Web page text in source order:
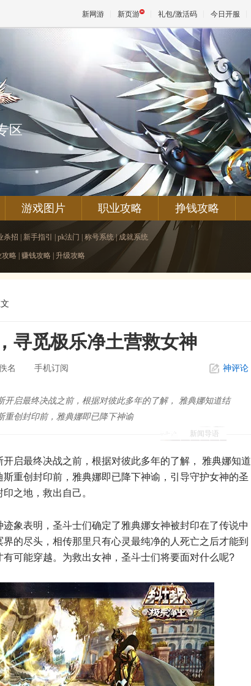
新网游 新页游 礼包/激活码 今日开服
区
游戏图片 职业攻略 挣钱攻略
杀招 新手指引 pk法门 称号系统|成就系统
攻略 赚钱攻略 升级攻略
寻觅极乐净土营救女神
名 手机订阅 神评论
新闻导语
开启最终决战之前，根据对彼此多年的了解， 雅典娜知道结
重创封印前，雅典娜即已降下神谕
启最终决战之前，根据对彼此多年的了解， 雅典娜知道
重创封印前，雅典娜即已降下神谕，引导守护女神的圣
之地，救出自己。
表明，圣斗士们确定了雅典娜女神被封印在了传说中
的尽头，相传那里只有心灵最纯净的人死亡之后才能到
可能穿越。为救出女神，圣斗士们将要面对什么呢?